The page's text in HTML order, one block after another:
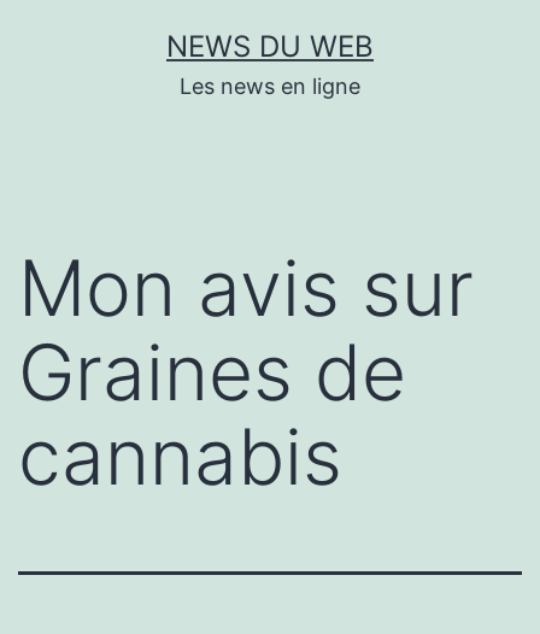
NEWS DU WEB
Les news en ligne
Mon avis sur
Graines de
cannabis